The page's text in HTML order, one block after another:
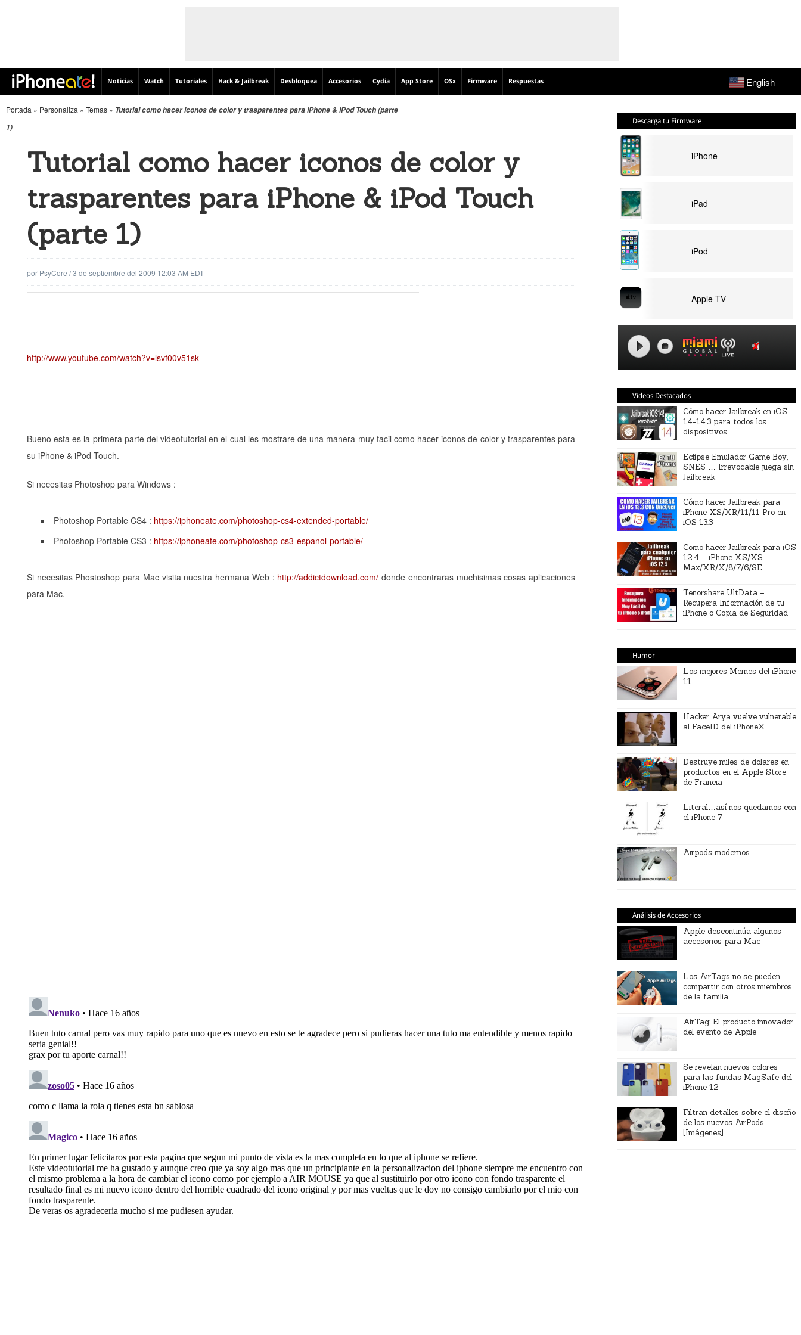
Noticias Watch Tutoriales Hack & Jailbreak Desbloquea Accesorios Cydia App Store OSx Firmware Respuestas English
Portada » Personaliza » Temas » Tutorial como hacer iconos de color y trasparentes para iPhone & iPod Touch (parte
1)
Tutorial como hacer iconos de color y
trasparentes para iPhone & iPod Touch
(parte 1)
por PsyCore /3 de septiembre del 2009 12:03 AM EDT
http://www.youtube.com/watch?v=lsvf00v51sk
Bueno esta es la primera parte del videotutorial en el cual les mostrare de una manera muy facil como hacer iconos de color y trasparentes para
su iPhone & iPod Touch.
Si necesitas Photoshop para Windows :
Photoshop Portable CS4 : https://iphoneate.com/photoshop-cs4-extended-portable/
Photoshop Portable CS3 : https://iphoneate.com/photoshop-cs3-espanol-portable/
Si necesitas Phostoshop para Mac visita nuestra hermana Web : http://addictdownload.com/ donde encontraras muchisimas cosas aplicaciones
para Mac.
Descarga tu Firmware
iPhone
iPad
iPod
Apple TV
Videos Destacados
Cómo hacer Jailbreak en iOS
14-14.3 para todos los
dispositivos
Eclipse Emulador Game Boy,
SNES … Irrevocable juega sin
Jailbreak
Cómo hacer Jailbreak para
iPhone XS/XR/11/11 Pro en
iOS 13.3
Como hacer Jailbreak para iOS
12.4 – iPhone XS/XS
Max/XR/X/8/7/6/SE
Tenorshare UltData –
Recupera Información de tu
iPhone o Copia de Seguridad
Humor
Los mejores Memes del iPhone
11
Hacker Arya vuelve vulnerable
al FaceID del iPhoneX
Destruye miles de dolares en
productos en el Apple Store
de Francia
Literal…así nos quedamos con
el iPhone 7
Airpods modernos
Análisis de Accesorios
Apple descontinúa algunos
accesorios para Mac
Los AirTags no se pueden
compartir con otros miembros
de la familia
AirTag: El producto innovador
del evento de Apple
Se revelan nuevos colores
para las fundas MagSafe del
iPhone 12
Filtran detalles sobre el diseño
de los nuevos AirPods
[Imágenes]